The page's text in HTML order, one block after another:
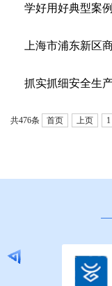
共476条 首页 上页 1